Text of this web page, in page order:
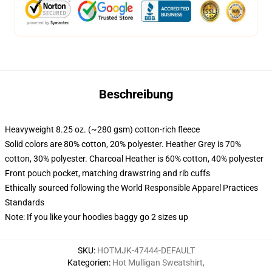
Beschreibung
Heavyweight 8.25 oz. (~280 gsm) cotton-rich fleece
Solid colors are 80% cotton, 20% polyester. Heather Grey is 70%
cotton, 30% polyester. Charcoal Heather is 60% cotton, 40% polyester
Front pouch pocket, matching drawstring and rib cuffs
Ethically sourced following the World Responsible Apparel Practices
Standards
Note: If you like your hoodies baggy go 2 sizes up
SKU: HOTMJK-47444-DEFAULT
Kategorien: Hot Mulligan Sweatshirt,